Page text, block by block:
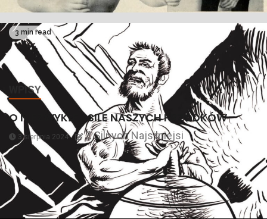
3 min read
WPISY
O NIEZWYKŁEJ SILE NASZYCH PRZODKÓW
3 sierpnia 2024 Z Silnych Najsilniejsi